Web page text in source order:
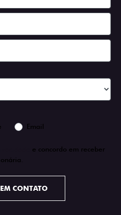
Email
e concordo em receber
CONTATO